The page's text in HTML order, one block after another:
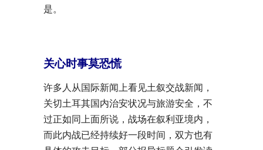
是。
关心时事莫恐慌
许多人从国际新闻上看见土叙交战新闻，
关切土耳其国内治安状况与旅游安全，不
过正如同上面所说，战场在叙利亚境内，
而此内战已经持续好一段时间，双方也有